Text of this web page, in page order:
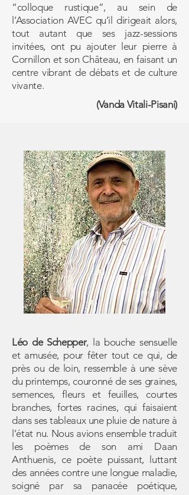
“colloque rustique”, au sein de
l’Association AVEC qu’il dirigeait alors,
tout autant que ses jazz-sessions
invitées, ont pu ajouter leur pierre à
Cornillon et son Château, en faisant un
centre vibrant de débats et de culture
vivante.
(Vanda Vitali-Pisani)
Léo de Schepper, la bouche sensuelle
et amusée, pour fêter tout ce qui, de
près ou de loin, ressemble à une sève
du printemps, couronné de ses graines,
semences, fleurs et feuilles, courtes
branches, fortes racines, qui faisaient
dans ses tableaux une pluie de nature à
l’état nu. Nous avions ensemble traduit
les poèmes de son ami Daan
Anthuenis, ce poète puissant, luttant
des années contre une longue maladie,
soigné par sa panacée poétique,